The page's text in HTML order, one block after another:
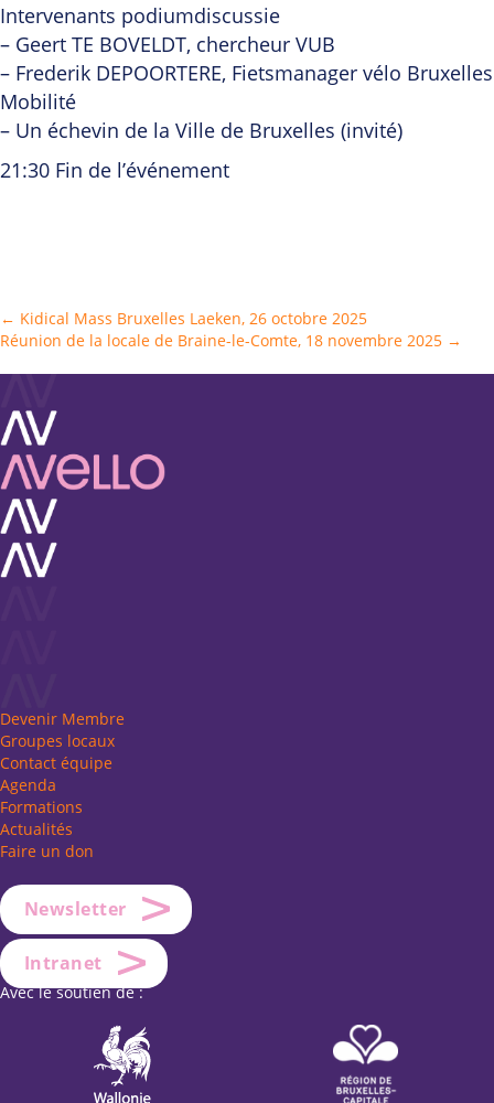
Intervenants podiumdiscussie
– Geert TE BOVELDT, chercheur VUB
– Frederik DEPOORTERE, Fietsmanager vélo Bruxelles
Mobilité
– Un échevin de la Ville de Bruxelles (invité)
21:30 Fin de l’événement
Posts
← Kidical Mass Bruxelles Laeken, 26 octobre 2025
Réunion de la locale de Braine-le-Comte, 18 novembre 2025 →
Devenir Membre
Groupes locaux
Contact équipe
Agenda
Formations
Actualités
Faire un don
Newsletter
Intranet
Avec le soutien de :